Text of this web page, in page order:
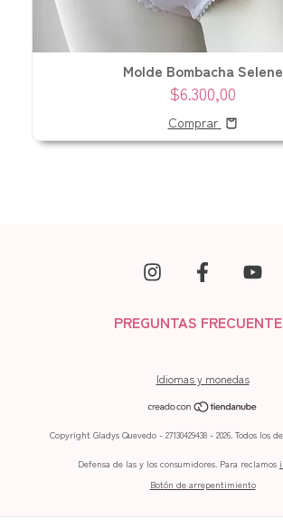
Molde Bombacha Selene
$6.300,00
Comprar
PREGUNTAS
Idiomas y monedas
Copyright Gladys Quevedo - 27130429438 - 2026. Todos los
Defensa de las y los consumidores. Para reclamos
Botón de arrepentimiento